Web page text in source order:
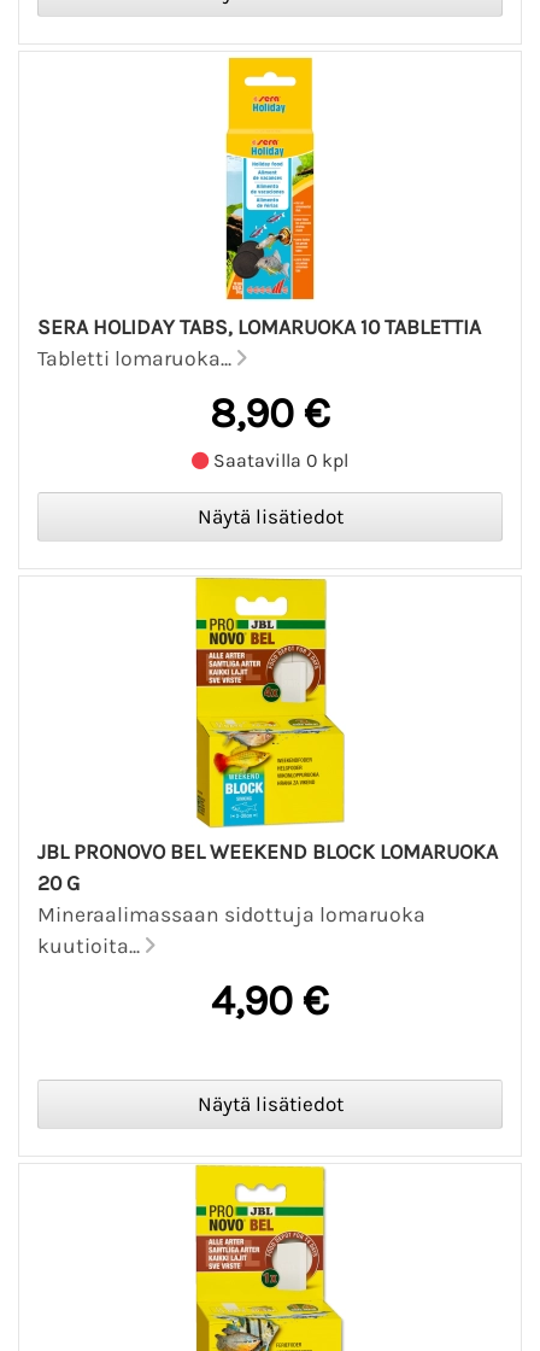
SERA HOLIDAY TABS, LOMARUOKA 10 TABLETTIA
Tabletti lomaruoka...
8,90 €
Saatavilla 0 kpl
JBL PRONOVO BEL WEEKEND BLOCK LOMARUOKA
20 G
Mineraalimassaan sidottuja lomaruoka
kuutioita...
4,90 €